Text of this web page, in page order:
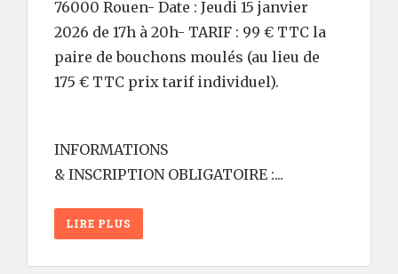
76000 Rouen- Date : Jeudi 15 janvier
2026 de 17h à 20h- TARIF : 99 € TTC la
paire de bouchons moulés (au lieu de
175 € TTC prix tarif individuel).
INFORMATIONS
& INSCRIPTION OBLIGATOIRE :...
LIRE PLUS